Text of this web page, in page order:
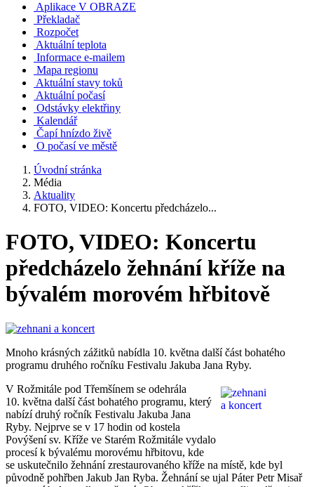
Aplikace V OBRAZE
Překladač
Rozpočet
Aktuální teplota
Informace e-mailem
Mapa regionu
Aktuální stavy toků
Aktuální počasí
Odstávky elektřiny
Kalendář
Čapí hnízdo živě
O počasí ve městě
Úvodní stránka
Média
Aktuality
FOTO, VIDEO: Koncertu předcházelo...
FOTO, VIDEO: Koncertu
předcházelo žehnání kříže na
bývalém morovém hřbitově
Mnoho krásných zážitků nabídla 10. května další část bohatého
programu druhého ročníku Festivalu Jakuba Jana Ryby.
V Rožmitále pod Třemšínem se odehrála
10. května další část bohatého programu, který
nabízí druhý ročník Festivalu Jakuba Jana
Ryby. Nejprve se v 17 hodin od kostela
Povýšení sv. Kříže ve Starém Rožmitále vydalo
procesí k bývalému morovému hřbitovu, kde
se uskutečnilo žehnání zrestaurovaného kříže na místě, kde byl
původně pohřben Jakub Jan Ryba. Žehnání se ujal Páter Petr Misař